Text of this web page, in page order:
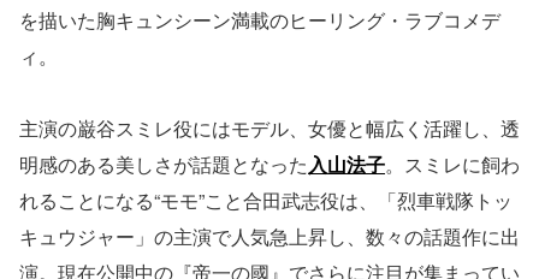
を描いた胸キュンシーン満載のヒーリング・ラブコメデ
ィ。
主演の巌谷スミレ役にはモデル、女優と幅広く活躍し、透
明感のある美しさが話題となった入山法子。スミレに飼わ
れることになる“モモ”こと合田武志役は、「烈車戦隊トッ
キュウジャー」の主演で人気急上昇し、数々の話題作に出
演。現在公開中の『帝一の國』でさらに注目が集まってい